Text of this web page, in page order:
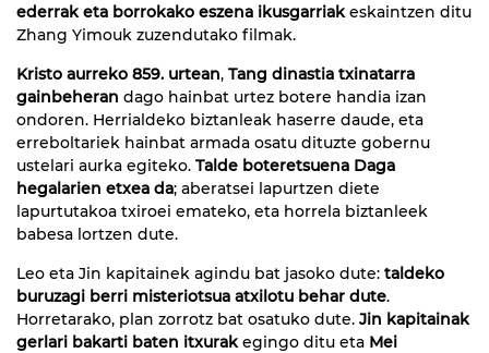
ederrak eta borrokako eszena ikusgarriakeskaintzen ditu
Zhang Yimouk zuzendutako filmak.
Kristo aurreko 859. urtean, Tang dinastia txinatarra
gainbeheran dago hainbat urtez botere handia izan
ondoren. Herrialdeko biztanleak haserre daude, eta
erreboltariek hainbat armada osatu dituzte gobernu
ustelari aurka egiteko. Talde boteretsuena Daga
hegalarien etxea da; aberatsei lapurtzen diete
lapurtutakoa txiroei emateko, eta horrela biztanleek
babesa lortzen dute.
Leo eta Jin kapitainek agindu bat jasoko dute: taldeko
buruzagi berri misteriotsua atxilotu behar dute.
Horretarako, plan zorrotz bat osatuko dute. Jin kapitainak
gerlari bakarti baten itxurakegingo ditu eta Mei